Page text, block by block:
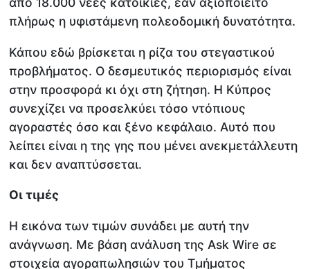
πλήρως η υφιστάμενη πολεοδομική δυνατότητα.
Κάπου εδώ βρίσκεται η ρίζα του στεγαστικού
προβλήματος. Ο δεσμευτικός περιορισμός είναι
στην προσφορά κι όχι στη ζήτηση. Η Κύπρος
συνεχίζει να προσελκύει τόσο ντόπιους
αγοραστές όσο και ξένο κεφάλαιο. Αυτό που
λείπει είναι η της γης που μένει ανεκμετάλλευτη
και δεν αναπτύσσεται.
Οι τιμές
Η εικόνα των τιμών συνάδει με αυτή την
ανάγνωση. Με βάση ανάλυση της Ask Wire σε
στοιχεία αγοραπωλησιών του Τμήματος